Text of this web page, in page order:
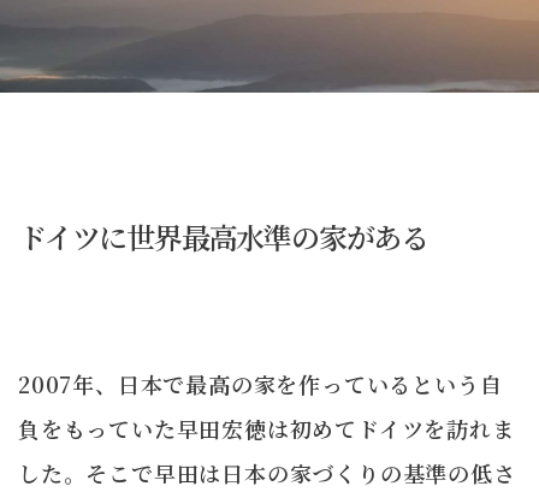
ドイツに世界最高水準の家がある
2007年、日本で最高の家を作っているという自
負をもっていた早田宏徳は初めてドイツを訪れま
した。そこで早田は日本の家づくりの基準の低さ